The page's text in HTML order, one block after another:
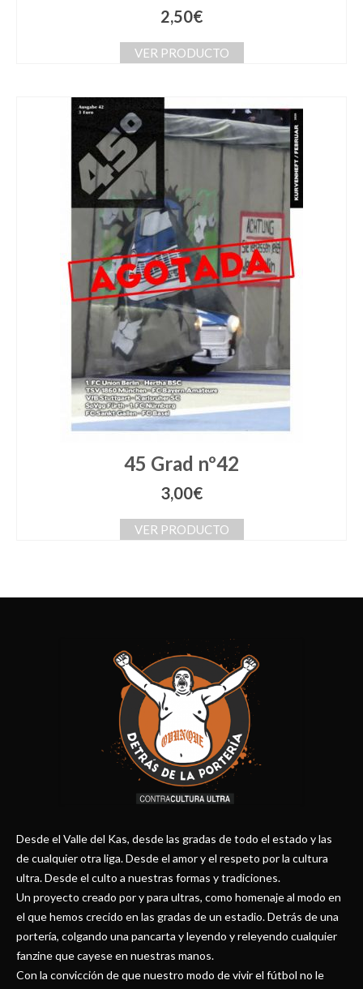
2,50€
VER PRODUCTO
45 Grad nº42
3,00€
VER PRODUCTO
Desde el Valle del Kas, desde las gradas de todo el estado y las
de cualquier otra liga. Desde el amor y el respeto por la cultura
ultra. Desde el culto a nuestras formas y tradiciones.
Un proyecto creado por y para ultras, como homenaje al modo en
el que hemos crecido en las gradas de un estadio. Detrás de una
portería, colgando una pancarta y leyendo y releyendo cualquier
fanzine que cayese en nuestras manos.
Con la convicción de que nuestro modo de vivir el fútbol no le